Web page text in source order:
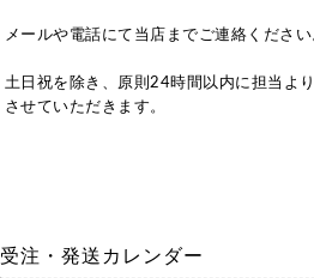
メールや電話にて当店までご連絡ください
土日祝を除き、原則24時間以内に担当よ
させていただきます。
受注・発送カレンダー